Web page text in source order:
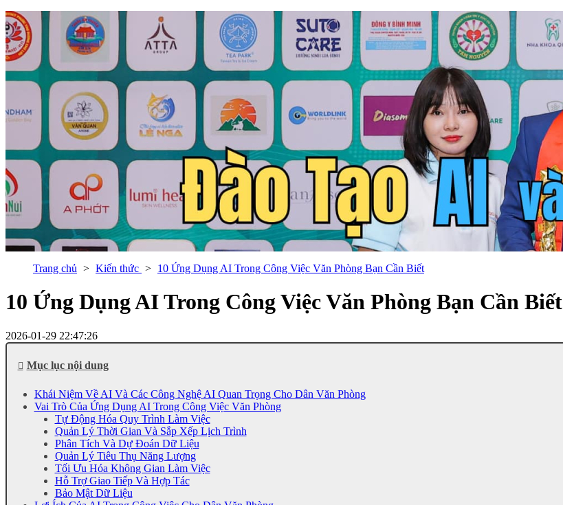
Trang chủ Kiến thức 10 Ứng Dụng AI Trong Công Việc Văn Phòng Bạn Cần Biết
10 Ứng Dụng AI Trong Công Việc Văn Phòng Bạn Cần Biết
2026-01-29 22:47:26
Mục lục nội dung
Khái Niệm Về AI Và Các Công Nghệ AI Quan Trọng Cho Dân Văn Phòng
Vai Trò Của Ứng Dụng AI Trong Công Việc Văn Phòng
Tự Động Hóa Quy Trình Làm Việc
Quản Lý Thời Gian Và Sắp Xếp Lịch Trình
Phân Tích Và Dự Đoán Dữ Liệu
Quản Lý Tiêu Thụ Năng Lượng
Tối Ưu Hóa Không Gian Làm Việc
Hỗ Trợ Giao Tiếp Và Hợp Tác
Bảo Mật Dữ Liệu